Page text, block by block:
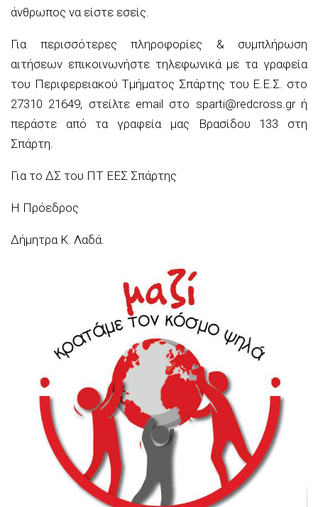
άνθρωπος να είστε εσείς.
Για περισσότερες πληροφορίες & συμπλήρωση
αιτήσεων επικοινωνήστε τηλεφωνικά με τα γραφεία
του Περιφερειακού Τμήματος Σπάρτης του Ε.Ε.Σ. στο
27310 21649, στείλτε email στο sparti@redcross.gr ή
περάστε από τα γραφεία μας Βρασίδου 133 στη
Σπάρτη.
Για το ΔΣ του ΠΤ ΕΕΣ Σπάρτης
Η Πρόεδρος
Δήμητρα Κ. Λαδά.